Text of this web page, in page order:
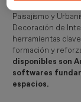
Paisajismo y
Decoración de
herramientas
formación y
disponibles son
softwares
espacios.